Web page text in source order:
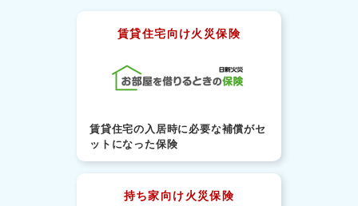
賃貸住宅向け火災保険
賃貸住宅の入居時に必要な補償がセ
ットになった保険
持ち家向け火災保険